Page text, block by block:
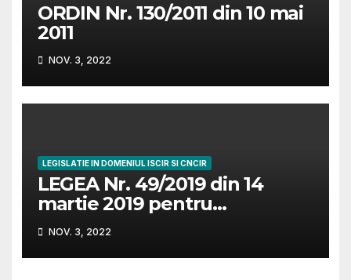
ORDIN Nr. 130/2011 din 10 mai
2011
NOV. 3, 2022
LEGISLATIE IN DOMENIUL ISCIR SI CNCIR
LEGEA Nr. 49/2019 din 14
martie 2019 pentru
modificarea şi completarea
Legii nr. 64/2008 privind
funcţionarea în condiţii de
NOV. 3, 2022